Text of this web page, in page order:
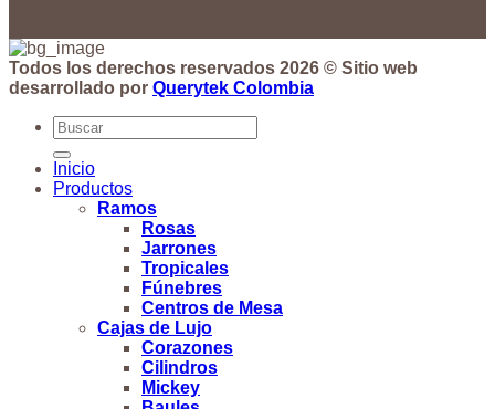
Todos los derechos reservados 2026 © Sitio web
desarrollado por Querytek Colombia
Buscar
por:
Inicio
Productos
Ramos
Rosas
Jarrones
Tropicales
Fúnebres
Centros de Mesa
Cajas de Lujo
Corazones
Cilindros
Mickey